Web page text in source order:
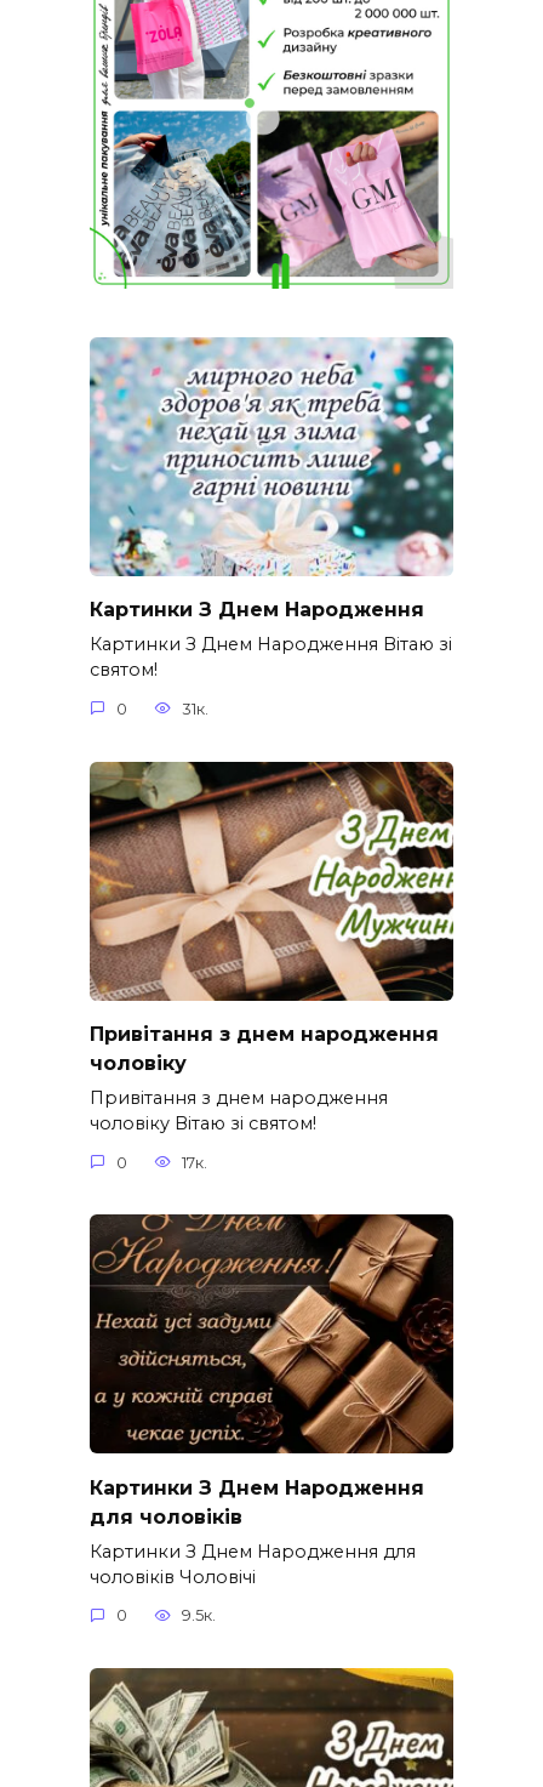
Картинки З Днем Народження
Картинки З Днем Народження Вітаю зі
святом!
0 31к.
Привітання з днем народження
чоловіку
Привітання з днем народження
чоловіку Вітаю зі святом!
0 17к.
Картинки З Днем Народження
для чоловіків​
Картинки З Днем Народження для
чоловіків​ Чоловічі
0 9.5к.